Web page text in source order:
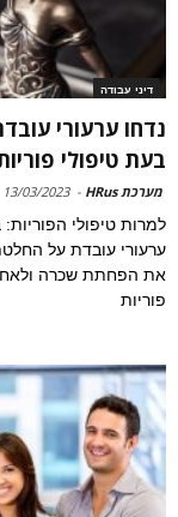
דיני עבודה
נדחו ערעורי
בעת טיפולי
מערכת HRus -
13/03/2023
למרות טיפולי
ערעורי עובדת על
את הפחתת שכרה
פוריות